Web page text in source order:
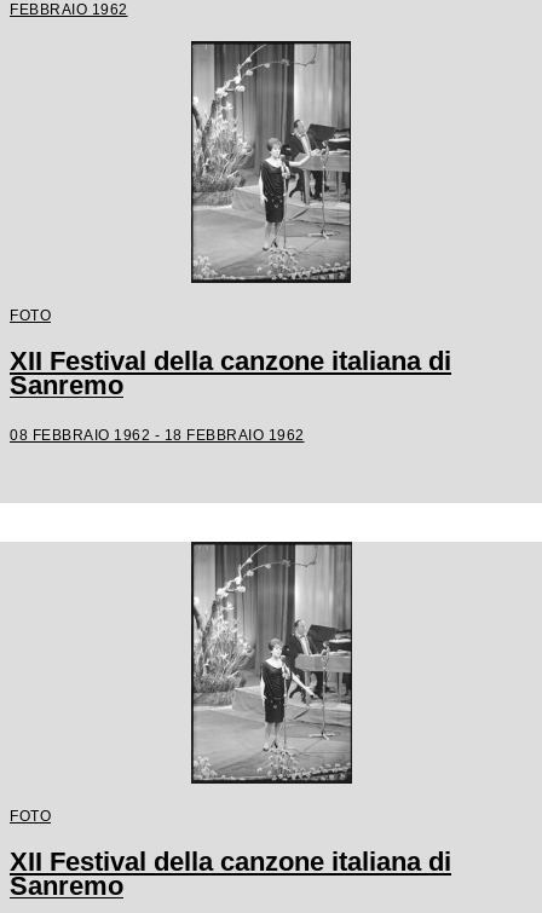
FEBBRAIO 1962
FOTO
XII Festival della canzone italiana di
Sanremo
08 FEBBRAIO 1962 - 18 FEBBRAIO 1962
FOTO
XII Festival della canzone italiana di
Sanremo